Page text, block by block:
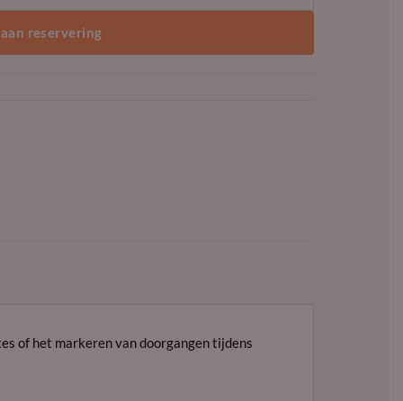
reservering
of het markeren van doorgangen tijdens